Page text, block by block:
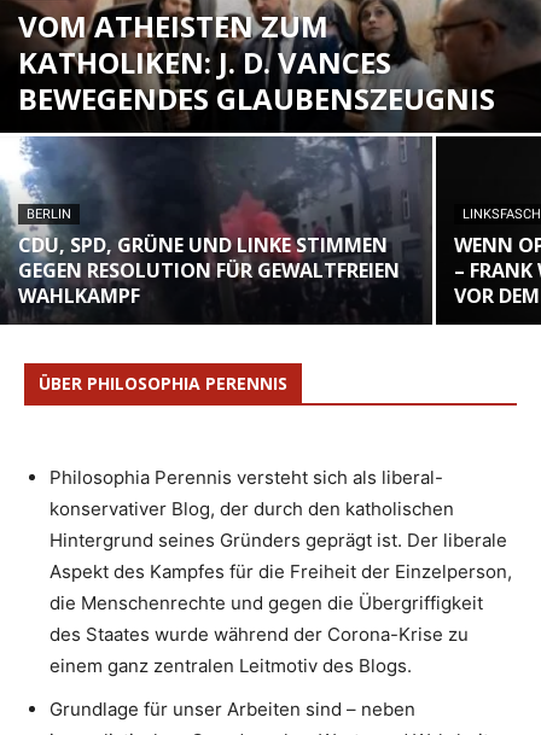
VOM ATHEISTEN ZUM
KATHOLIKEN: J. D. VANCES
BEWEGENDES GLAUBENSZEUGNIS
BERLIN
CDU, SPD, GRÜNE UND LINKE STIMMEN
GEGEN RESOLUTION FÜR GEWALTFREIEN
WAHLKAMPF
WENN
– FRANK
VOR
ÜBER PHILOSOPHIA PERENNIS
Philosophia Perennis versteht sich als liberal-
konservativer Blog, der durch den katholischen
Hintergrund seines Gründers geprägt ist. Der liberale
Aspekt des Kampfes für die Freiheit der Einzelperson,
die Menschenrechte und gegen die Übergriffigkeit
des Staates wurde während der Corona-Krise zu
einem ganz zentralen Leitmotiv des Blogs.
Grundlage für unser Arbeiten sind – neben